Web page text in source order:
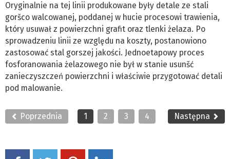
Oryginalnie na tej linii produkowane były detale ze stali
goršco walcowanej, poddanej w hucie procesowi trawienia,
który usuwał z powierzchni grafit oraz tlenki żelaza. Po
sprowadzeniu linii ze względu na koszty, postanowiono
zastosować stal gorszej jakości. Jednoetapowy proces
fosforanowania żelazowego nie był w stanie usunšć
zanieczyszczeń powierzchni i właściwie przygotować detali
pod malowanie.
Poprzednia 1 2 3 4 Następna